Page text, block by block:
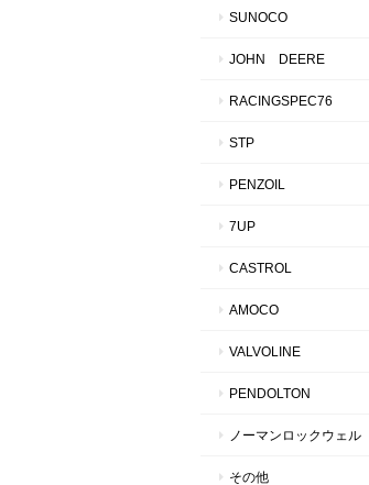
SUNOCO
JOHN DEERE
RACINGSPEC76
STP
PENZOIL
7UP
CASTROL
AMOCO
VALVOLINE
PENDOLTON
ノーマンロックウェル
その他